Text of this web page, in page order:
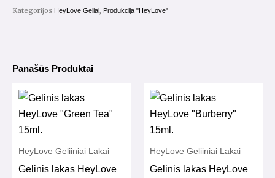
Milky
Kategorijos HeyLove Geliai, Produkcija "HeyLove"
Panašūs Produktai
HeyLove Geliiniai Lakai
Gelinis lakas HeyLove
HeyLove Geliiniai Lakai
Gelinis lakas HeyLove